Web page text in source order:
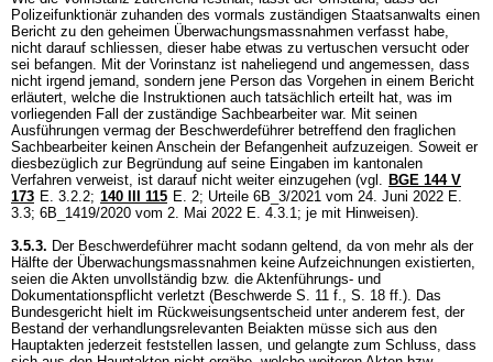
Polizeifunktionär zuhanden des vormals zuständigen Staatsanwalts einen
Bericht zu den geheimen Überwachungsmassnahmen verfasst habe,
nicht darauf schliessen, dieser habe etwas zu vertuschen versucht oder
sei befangen. Mit der Vorinstanz ist naheliegend und angemessen, dass
nicht irgend jemand, sondern jene Person das Vorgehen in einem Bericht
erläutert, welche die Instruktionen auch tatsächlich erteilt hat, was im
vorliegenden Fall der zuständige Sachbearbeiter war. Mit seinen
Ausführungen vermag der Beschwerdeführer betreffend den fraglichen
Sachbearbeiter keinen Anschein der Befangenheit aufzuzeigen. Soweit er
diesbezüglich zur Begründung auf seine Eingaben im kantonalen
Verfahren verweist, ist darauf nicht weiter einzugehen (vgl. BGE 144 V
173 E. 3.2.2; 140 III 115 E. 2; Urteile 6B_3/2021 vom 24. Juni 2022 E.
3.3; 6B_1419/2020 vom 2. Mai 2022 E. 4.3.1; je mit Hinweisen).
3.5.3. Der Beschwerdeführer macht sodann geltend, da von mehr als der
Hälfte der Überwachungsmassnahmen keine Aufzeichnungen existierten,
seien die Akten unvollständig bzw. die Aktenführungs- und
Dokumentationspflicht verletzt (Beschwerde S. 11 f., S. 18 ff.). Das
Bundesgericht hielt im Rückweisungsentscheid unter anderem fest, der
Bestand der verhandlungsrelevanten Beiakten müsse sich aus den
Hauptakten jederzeit feststellen lassen, und gelangte zum Schluss, dass